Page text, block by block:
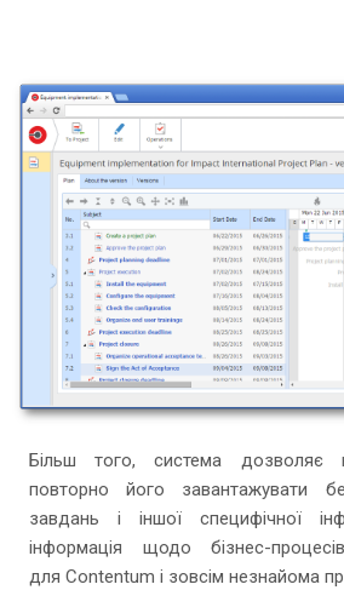
Більш того, система дозволяє
повторно його завантажувати
завдань і іншої специфічної
інформація щодо бізнес-
для Contentum і зовсім незнайома